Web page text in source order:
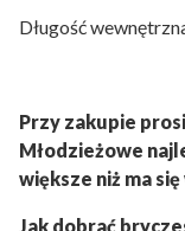
Długość
Przy zakupie
Młodzieżowe
większe niż ma
Jak dobrać